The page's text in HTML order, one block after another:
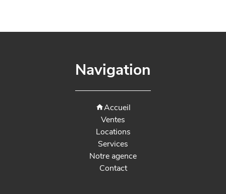
Navigation
Accueil
Ventes
Locations
Services
Notre agence
Contact